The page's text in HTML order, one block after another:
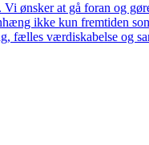
ønsker at gå foran og
ikke kun fremtiden
fælles værdiskabelse og